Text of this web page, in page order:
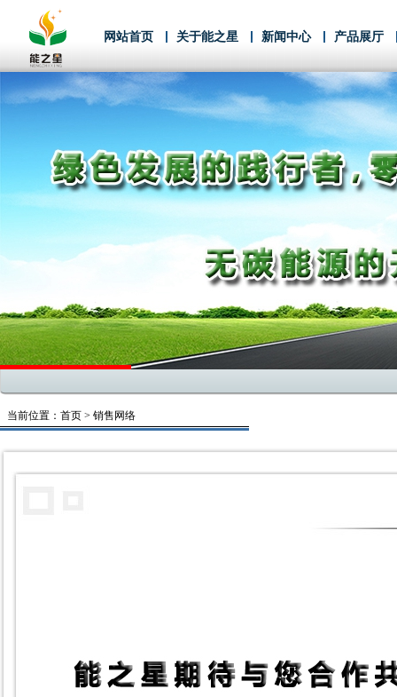
网站首页 关于能之星 新闻中心 产品展厅
当前位置： 首页 > 销售网络